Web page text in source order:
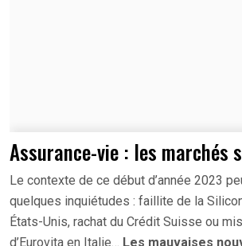
Assurance-vie : les marchés
Le contexte de ce début d’année 2023
quelques inquiétudes : faillite de la
États-Unis, rachat du Crédit Suisse ou
d’Eurovita en Italie… Les mauvaises